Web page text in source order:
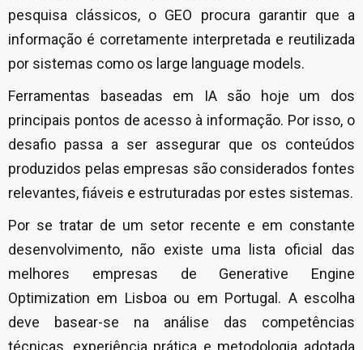
pesquisa clássicos, o GEO procura garantir que a
informação é corretamente interpretada e reutilizada
por sistemas como os large language models.
Ferramentas baseadas em IA são hoje um dos
principais pontos de acesso à informação. Por isso, o
desafio passa a ser assegurar que os conteúdos
produzidos pelas empresas são considerados fontes
relevantes, fiáveis e estruturadas por estes sistemas.
Por se tratar de um setor recente e em constante
desenvolvimento, não existe uma lista oficial das
melhores empresas de Generative Engine
Optimization em Lisboa ou em Portugal. A escolha
deve basear-se na análise das competências
técnicas, experiência prática e metodologia adotada